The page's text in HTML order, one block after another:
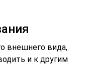
внешнего вида,
и к другим